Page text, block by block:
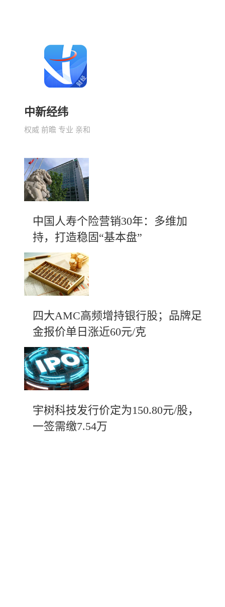
中新经纬
权威 前瞻 专业 亲和
中国人寿个险营销30年：多维加
持，打造稳固“基本盘”
四大AMC高频增持银行股；品牌足
金报价单日涨近60元/克
宇树科技发行价定为150.80元/股，
一签需缴7.54万